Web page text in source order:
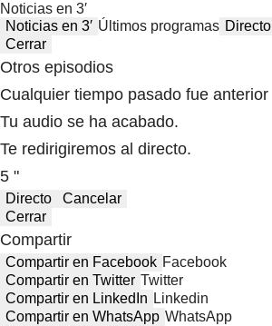
Noticias en 3′
Noticias en 3′ Últimos programas Directo
Cerrar
Otros episodios
Cualquier tiempo pasado fue anterior
Tu audio se ha acabado.
Te redirigiremos al directo.
5 "
Directo
Cancelar
Cerrar
Compartir
Compartir en Facebook Facebook
Compartir en Twitter Twitter
Compartir en LinkedIn Linkedin
Compartir en WhatsApp WhatsApp